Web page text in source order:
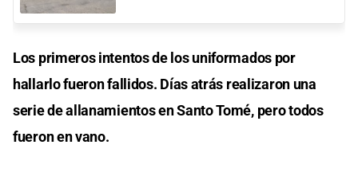
Los primeros intentos de los uniformados por
hallarlo fueron fallidos. Días atrás realizaron una
serie de allanamientos en Santo Tomé, pero todos
fueron en vano.